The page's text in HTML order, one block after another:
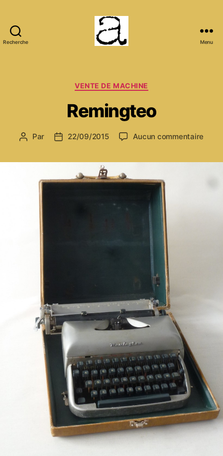
Recherche Menu
Catégories
VENTE DE MACHINE
Remingteo
Auteur
Par
Date22/09/2015 Aucun commentaire